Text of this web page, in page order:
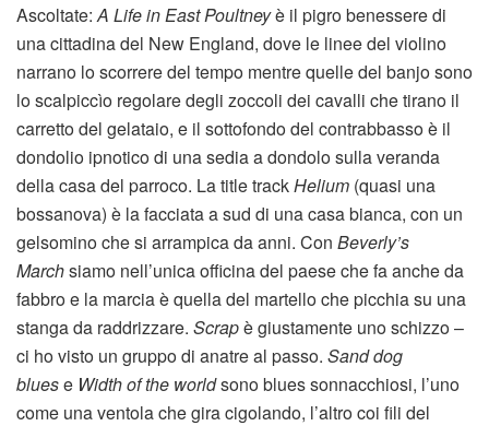
Ascoltate:A Life in East Poultneyè il pigro benessere di
una cittadina del New England, dove le linee del violino
narrano lo scorrere del tempo mentre quelle del banjo sono
lo scalpiccìo regolare degli zoccoli dei cavalli che tirano il
carretto del gelataio, e il sottofondo del contrabbasso è il
dondolio ipnotico di una sedia a dondolo sulla veranda
della casa del parroco. La title trackHelium (quasi una
bossanova) è la facciata a sud di una casa bianca, con un
gelsomino che si arrampica da anni. Con Beverly’s
Marchsiamo nell’unica officina del paese che fa anche da
fabbro e la marcia è quella del martello che picchia su una
stanga da raddrizzare. Scrapè giustamente uno schizzo –
ci ho visto un gruppo di anatre al passo. Sand dog
bluese Width of the worldsono blues sonnacchiosi, l’uno
come una ventola che gira cigolando, l’altro coi fili del